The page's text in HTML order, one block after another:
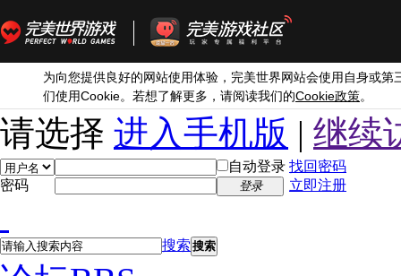
为向您提供良好的网站使用体验，完美世界网站会使用自身或第
们使用Cookie。若想了解更多，请阅读我们的Cookie政策。
请选择 进入手机版 | 继续
自动登录 找回密码
密码
登录 立即注册
搜索 搜索